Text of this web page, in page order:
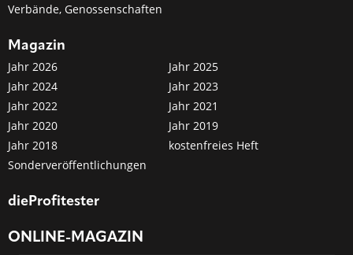
Verbände, Genossenschaften
Magazin
Jahr 2026
Jahr 2025
Jahr 2024
Jahr 2023
Jahr 2022
Jahr 2021
Jahr 2020
Jahr 2019
Jahr 2018
kostenfreies Heft
Sonderveröffentlichungen
dieProfitester
ONLINE-MAGAZIN